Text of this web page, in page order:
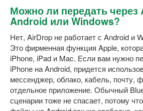
Можно ли передать через
Android или Windows?
Нет, AirDrop не работает с Android и
Это фирменная функция Apple,
iPhone, iPad и Mac. Если вам нужно
iPhone на Android, придется
мессенджер, облако, кабель, почту,
отдельное приложение. Обычный
сценарии тоже не спасает, потому